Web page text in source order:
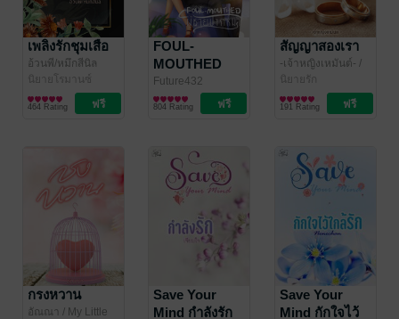
เพลิงรักชุมเสือ
อ้วนพี/หมึกสีนิล
นิยายโรมานซ์
464 Rating
FOUL-
MOUTHED
ผู้ชายปากหมา
Future432
นิยายรักวัยรุ่น
804 Rating
สัญญาสองเรา
-เจ้าหญิงเหมันต์- /
white_princen/เจ้า
หญิงเหมันต์
นิยายรัก
191 Rating
กรงหวาน
อัณณา / My Little
Save Your
Mind กำลังรัก
Save Your
Mind กักใจไว้